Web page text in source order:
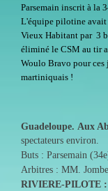
Parsemain inscrit à la
L'équipe pilotine avait
Vieux Habitant par 3
éliminé le CSM au tir
Woulo Bravo pour ces
martiniquais !
Guadeloupe. Aux
spectateurs environ.
Buts : Parsemain
Arbitres : MM.
RIVIERE-PILOTE :